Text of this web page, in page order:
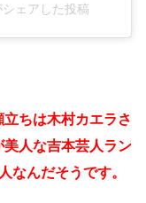
ェアした投稿
立ちは木村カエラさ
人な吉本芸人ラン
なんだそうです。